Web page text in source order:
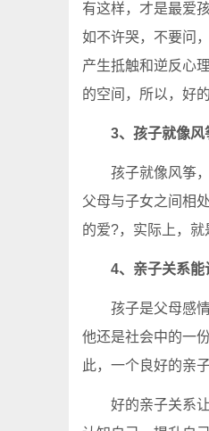
有这样，才是最爱
如不许哭，不要问
产生抵触和逆反心
的空间，所以，好
3、孩子就像风
孩子就像风筝，
父母与子女之间相
的爱?，实际上，就
4、亲子关系能
孩子是父母感情
他还是社会中的一
此，一个良好的亲
好的亲子关系让